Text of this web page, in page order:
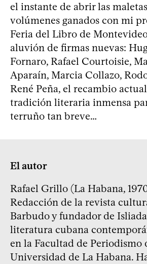
el instante de abrir las
volúmenes ganados con mi
Feria del Libro de
aluvión de firmas nuevas:
Fornaro, Rafael Courtoisie,
Aparaín, Marcia Collazo,
René Peña, el recambio
tradición literaria inmensa
terruño tan breve…
El autor
Rafael Grillo (La Habana,
Redacción de la revista
Barbudo y fundador de
literatura cubana
en la Facultad de Periodismo
Universidad de La Habana.